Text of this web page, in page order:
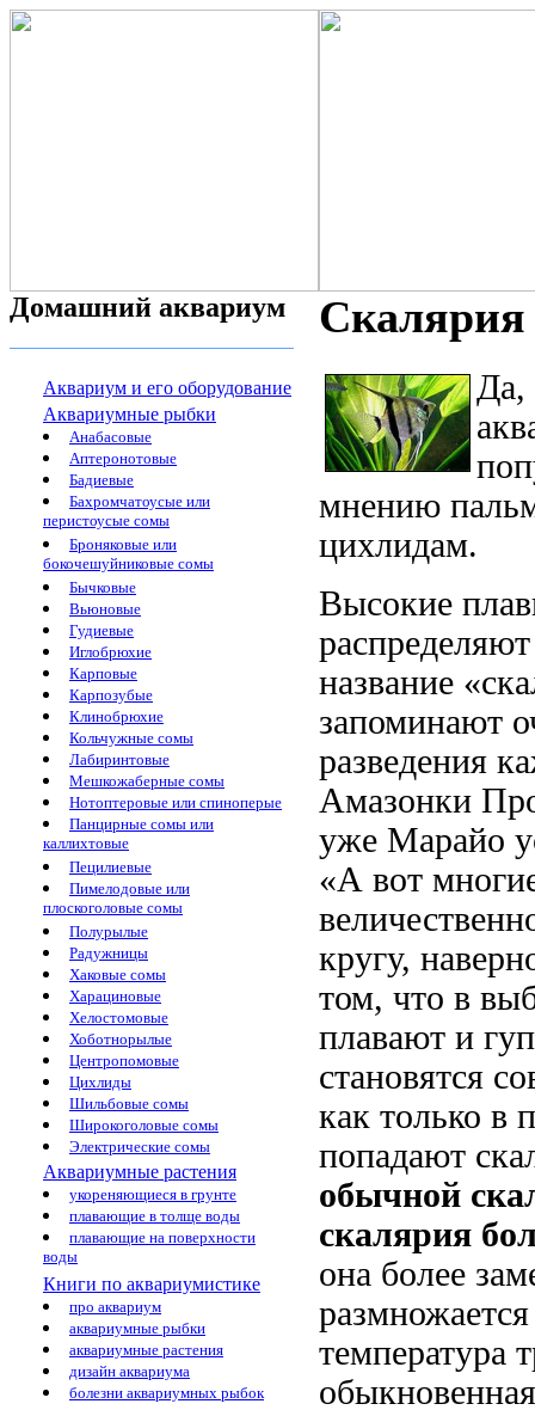
Домашний аквариум
Аквариум и его оборудование
Аквариумные рыбки
Анабасовые
Аптеронотовые
Бадиевые
Бахромчатоусые или
перистоусые сомы
Броняковые или
бокочешуйниковые сомы
Бычковые
Вьюновые
Гудиевые
Иглобрюхие
Карповые
Карпозубые
Клинобрюхие
Кольчужные сомы
Лабиринтовые
Мешкожаберные сомы
Нотоптеровые или спиноперые
Панцирные сомы или
каллихтовые
Пецилиевые
Пимелодовые или
плоскоголовые сомы
Полурылые
Радужницы
Хаковые сомы
Харациновые
Хелостомовые
Хоботнорылые
Центропомовые
Цихлиды
Шильбовые сомы
Широкоголовые сомы
Электрические сомы
Аквариумные растения
укореняющиеся в грунте
плавающие в толще воды
плавающие на поверхности
воды
Книги по аквариумистике
про аквариум
аквариумные рыбки
аквариумные растения
дизайн аквариума
болезни аквариумных рыбок
Скалярия
Да,
мнению
цихлидам.
Высокие
распределяют
название
запоминают
разведения
Амазонки
уже Марайо
«А вот
кругу,
том, что в
плавают и
становятся
как только в
попадают
обычной
скалярия
она более
температура